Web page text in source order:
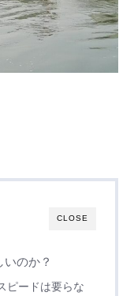
CLOSE
のか？
ピードは要らな